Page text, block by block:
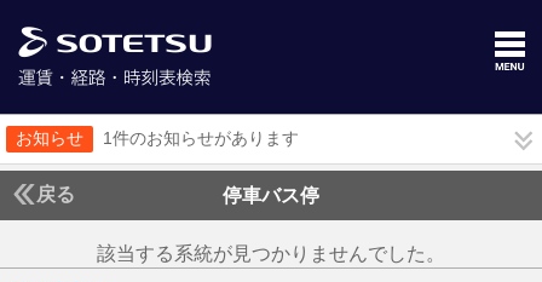
お知らせ 1件のお知らせがあります
戻る 停車バス停
該当する系統が見つかりませんでした。